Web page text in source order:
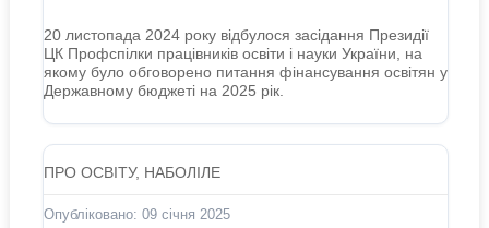
20 листопада 2024 року відбулося засідання Президії
ЦК Профспілки працівників освіти і науки України, на
якому було обговорено питання фінансування освітян у
Державному бюджеті на 2025 рік.
ПРО ОСВІТУ, НАБОЛІЛЕ
Опубліковано: 09 січня 2025